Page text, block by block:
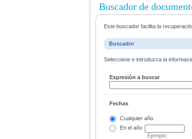
Buscador de
Este buscador facilita la
Buscador
Seleccione e introduzca la
Expresión a buscar
Fechas
Cualquier año
En el año
Ejemplo: